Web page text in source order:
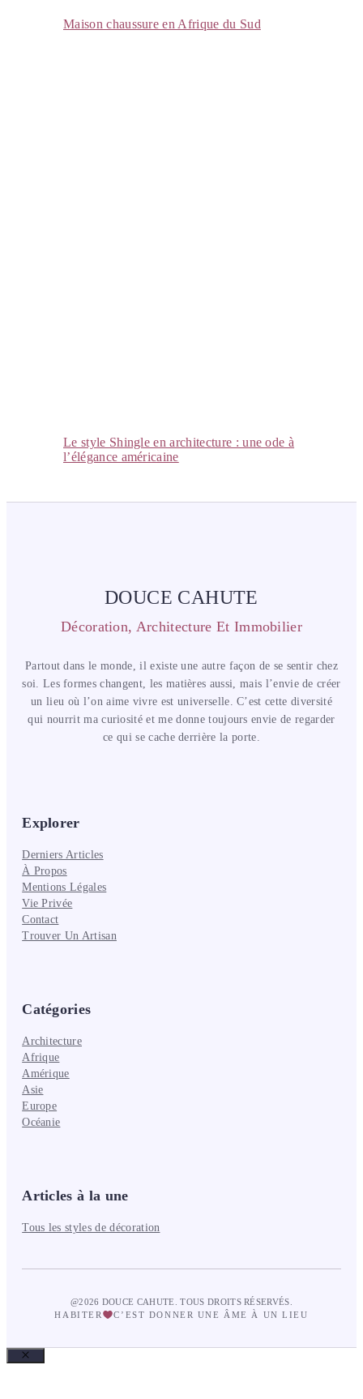
Maison chaussure en Afrique du Sud
Le style Shingle en architecture : une ode à
l’élégance américaine
DOUCE CAHUTE
Décoration, Architecture Et Immobilier
Partout dans le monde, il existe une autre façon de se sentir chez
soi. Les formes changent, les matières aussi, mais l’envie de créer
un lieu où l’on aime vivre est universelle. C’est cette diversité
qui nourrit ma curiosité et me donne toujours envie de regarder
ce qui se cache derrière la porte.
Explorer
Derniers Articles
À Propos
Mentions Légales
Vie Privée
Contact
Trouver Un Artisan
Catégories
Architecture
Afrique
Amérique
Asie
Europe
Océanie
Articles à la une
Tous les styles de décoration
@2026 DOUCE CAHUTE. TOUS DROITS RÉSERVÉS.
HABITER
C’EST DONNER UNE ÂME À UN LIEU
Fermer